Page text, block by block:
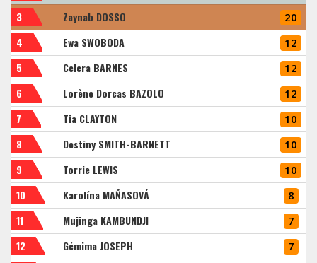
3 Zaynab DOSSO 20
4 Ewa SWOBODA 12
5 Celera BARNES 12
6 Lorène Dorcas BAZOLO 12
7 Tia CLAYTON 10
8 Destiny SMITH-BARNETT 10
9 Torrie LEWIS 10
10 Karolína MAŇASOVÁ 8
11 Mujinga KAMBUNDJI 7
12 Gémima JOSEPH 7